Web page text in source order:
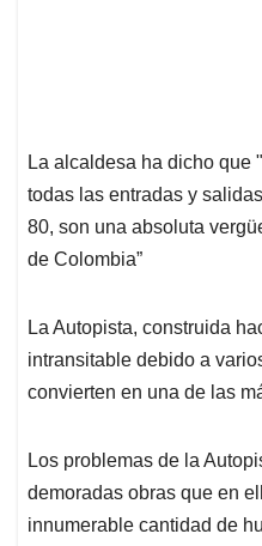
La alcaldesa ha dicho que
todas las entradas y
80, son una absoluta
de Colombia”
La Autopista, construida
intransitable debido a
convierten en una de las
Los problemas de la
demoradas obras que en
innumerable cantidad de